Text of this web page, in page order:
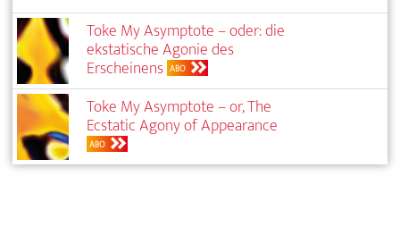
Toke My Asymptote – oder: die
ekstatische Agonie des
Erscheinens ABO
Toke My Asymptote – or, The
Ecstatic Agony of Appearance
ABO